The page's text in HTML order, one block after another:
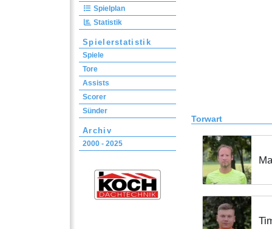
Spielplan
Statistik
Spielerstatistik
Spiele
Tore
Assists
Scorer
Sünder
Archiv
2000 - 2025
Torwart